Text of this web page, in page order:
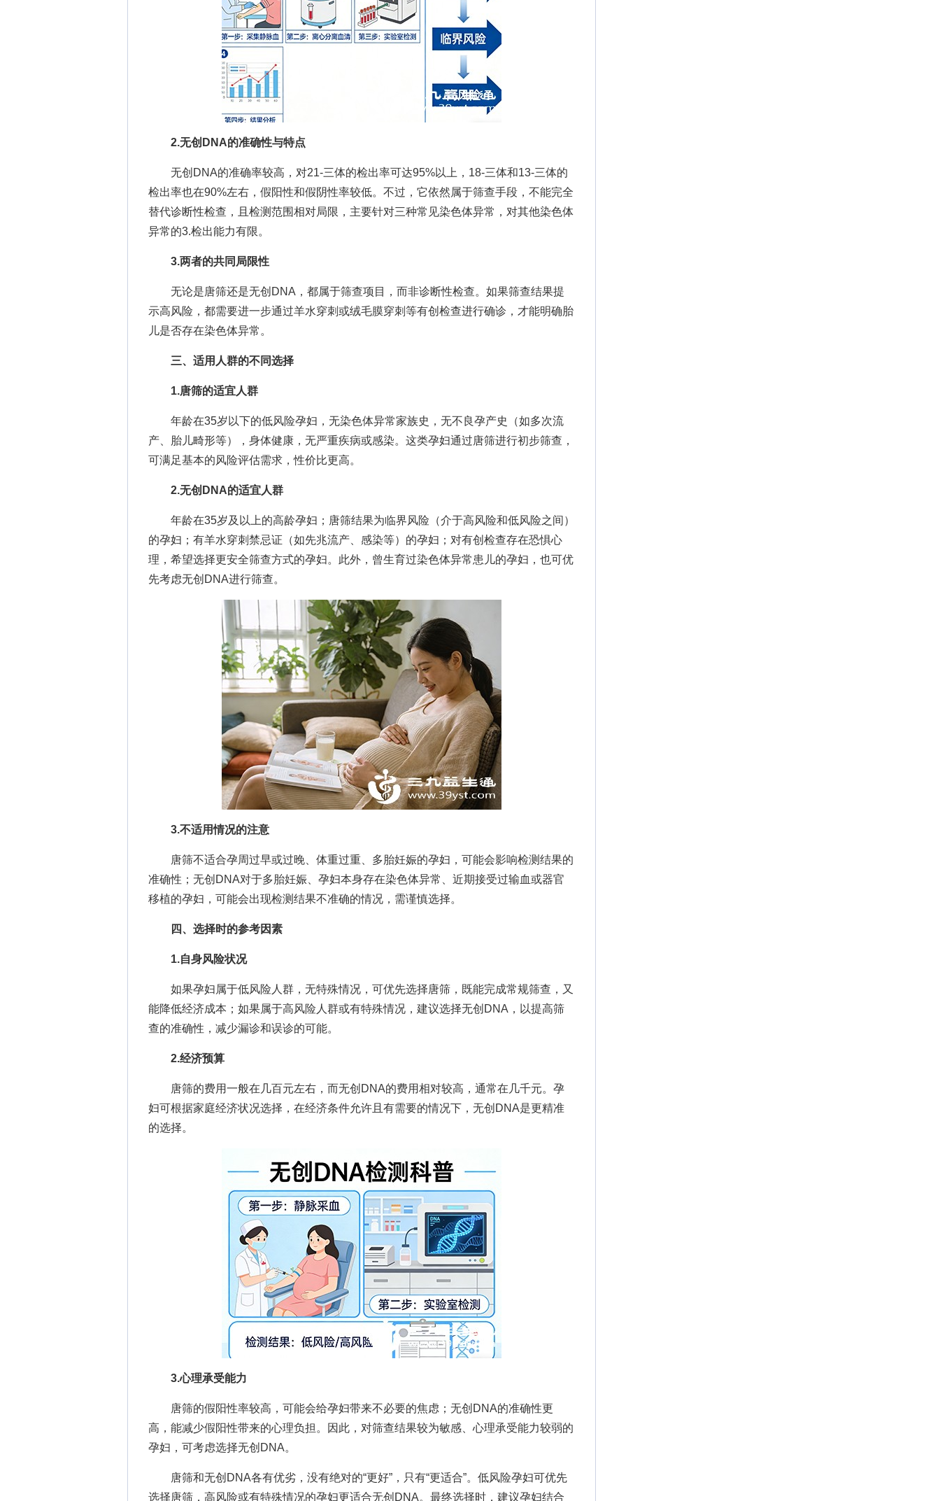
2.无创DNA的准确性与特点
无创DNA的准确率较高，对21-三体的检出率可达95%以上，18-三体和13-三体的
检出率也在90%左右，假阳性和假阴性率较低。不过，它依然属于筛查手段，不能完全
替代诊断性检查，且检测范围相对局限，主要针对三种常见染色体异常，对其他染色体
异常的3.检出能力有限。
3.两者的共同局限性
无论是唐筛还是无创DNA，都属于筛查项目，而非诊断性检查。如果筛查结果提
示高风险，都需要进一步通过羊水穿刺或绒毛膜穿刺等有创检查进行确诊，才能明确胎
儿是否存在染色体异常。
三、适用人群的不同选择
1.唐筛的适宜人群
年龄在35岁以下的低风险孕妇，无染色体异常家族史，无不良孕产史（如多次流
产、胎儿畸形等），身体健康，无严重疾病或感染。这类孕妇通过唐筛进行初步筛查，
可满足基本的风险评估需求，性价比更高。
2.无创DNA的适宜人群
年龄在35岁及以上的高龄孕妇；唐筛结果为临界风险（介于高风险和低风险之间）
的孕妇；有羊水穿刺禁忌证（如先兆流产、感染等）的孕妇；对有创检查存在恐惧心
理，希望选择更安全筛查方式的孕妇。此外，曾生育过染色体异常患儿的孕妇，也可优
先考虑无创DNA进行筛查。
3.不适用情况的注意
唐筛不适合孕周过早或过晚、体重过重、多胎妊娠的孕妇，可能会影响检测结果的
准确性；无创DNA对于多胎妊娠、孕妇本身存在染色体异常、近期接受过输血或器官
移植的孕妇，可能会出现检测结果不准确的情况，需谨慎选择。
四、选择时的参考因素
1.自身风险状况
如果孕妇属于低风险人群，无特殊情况，可优先选择唐筛，既能完成常规筛查，又
能降低经济成本；如果属于高风险人群或有特殊情况，建议选择无创DNA，以提高筛
查的准确性，减少漏诊和误诊的可能。
2.经济预算
唐筛的费用一般在几百元左右，而无创DNA的费用相对较高，通常在几千元。孕
妇可根据家庭经济状况选择，在经济条件允许且有需要的情况下，无创DNA是更精准
的选择。
3.心理承受能力
唐筛的假阳性率较高，可能会给孕妇带来不必要的焦虑；无创DNA的准确性更
高，能减少假阳性带来的心理负担。因此，对筛查结果较为敏感、心理承受能力较弱的
孕妇，可考虑选择无创DNA。
唐筛和无创DNA各有优劣，没有绝对的“更好”，只有“更适合”。低风险孕妇可优先
选择唐筛，高风险或有特殊情况的孕妇更适合无创DNA。最终选择时，建议孕妇结合